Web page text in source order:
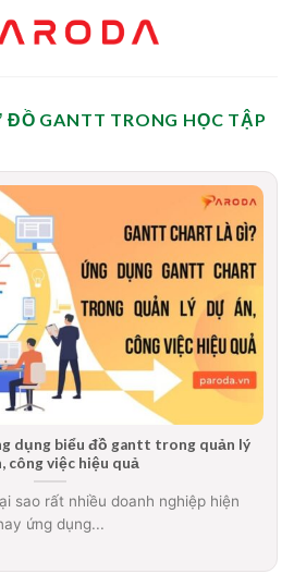
ĐỒ GANTT TRONG HỌC TẬP
dụng biểu đồ gantt trong quản lý
công việc hiệu quả
sao rất nhiều doanh nghiệp hiện
ứng dụng...